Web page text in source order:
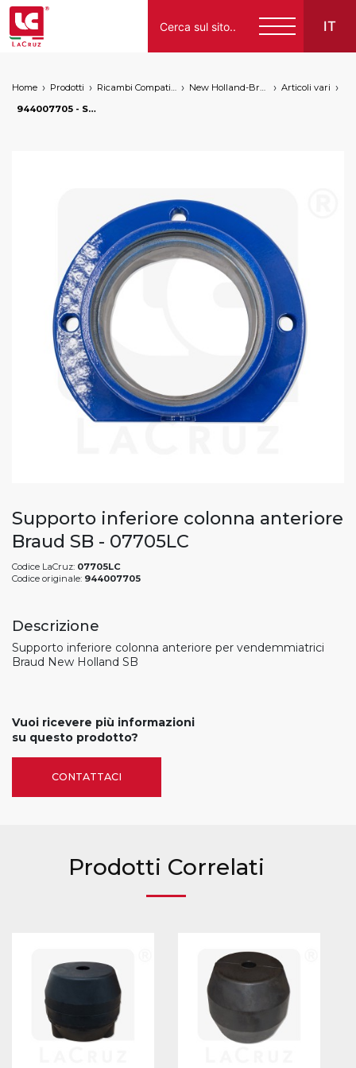
IT
Italiano
Home Prodotti Ricambi Compatibili per Vendemmiatrici a Marchio New Holland-Braud
Articoli vari
944007705 - Supporto inferiore colonna anteriore Braud SB, markets: []string{"A", "B", "AU"}
Supporto inferiore colonna anteriore
Braud SB - 07705LC
Codice LaCruz: 07705LC
Codice originale: 944007705
Descrizione
Supporto inferiore colonna anteriore per vendemmiatrici
Braud New Holland SB
Vuoi ricevere più informazioni
su questo prodotto?
CONTATTACI
Prodotti Correlati